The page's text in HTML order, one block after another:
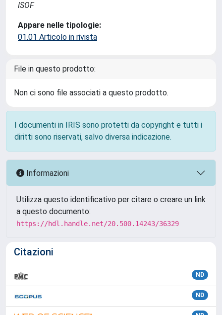
ISOF
Appare nelle tipologie:
01.01 Articolo in rivista
File in questo prodotto:
Non ci sono file associati a questo prodotto.
I documenti in IRIS sono protetti da copyright e tutti i
diritti sono riservati, salvo diversa indicazione.
Informazioni
Utilizza questo identificativo per citare o creare un link
a questo documento:
https://hdl.handle.net/20.500.14243/36329
Citazioni
ND
ND